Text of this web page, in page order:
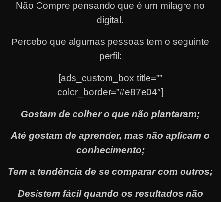
Não Compre pensando que é um milagre no
digital.
Percebo que algumas pessoas tem o seguinte
perfil:
[ads_custom_box title=””
color_border=”#e87e04″]
Gostam de colher o que não plantaram;
Até gostam de aprender, mas não aplicam o
conhecimento;
Tem a tendência de se comparar com outros;
Desistem fácil quando os resultados não